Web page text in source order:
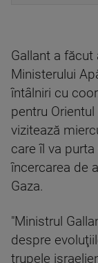
Gallant a făcut
Ministerului
întâlniri cu
pentru
vizitează
care îl va
încercarea de
Gaza.
"Ministrul
despre
trupele